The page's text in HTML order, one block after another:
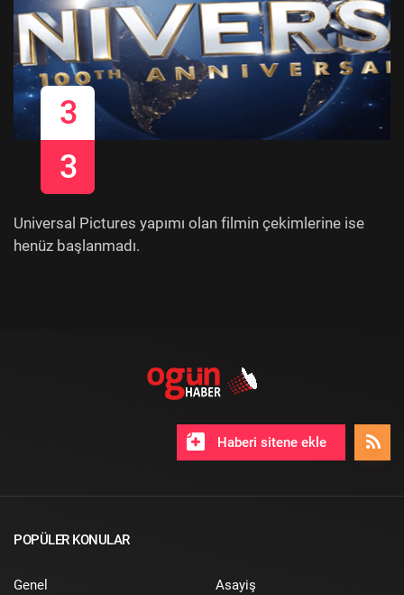
3
3
Universal Pictures yapımı olan filmin çekimlerine ise
henüz başlanmadı.
Haberi sitene ekle
POPÜLER KONULAR
Genel
Asayiş